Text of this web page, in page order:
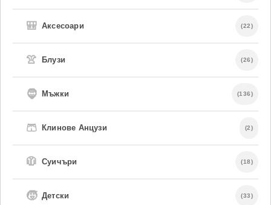
🎒 Аксесоари (22)
👚 Блузи (26)
🧔 Мъжки (136)
🩳 Клинове Анцузи (2)
🧥 Суичъри (18)
🧒 Детски (33)